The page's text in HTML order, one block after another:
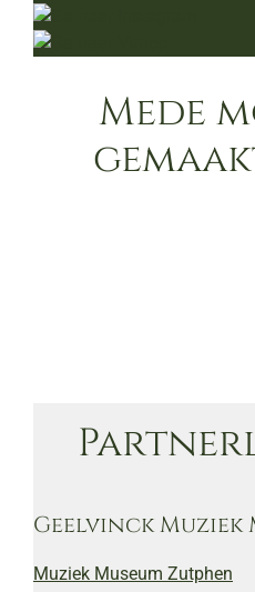
Mede
Geelvinck Muziek
Muziek Museum Zutphen